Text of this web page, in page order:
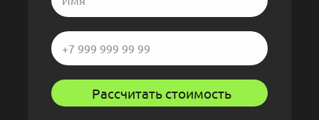
Рассчитать стоимость